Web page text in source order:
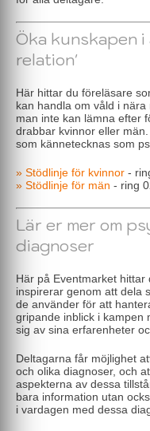
Öka kunskapen i
relation'
Här hittar du föreläsare
kan handla om våld i
man inte kan lämna efter
drabbar kvinnor eller
som kännetecknas som
» Stödlinje för kvinnor -
» Stödlinje för män - ring
Lär er mer om
diagnoser
Här på Eventmarket
inspirerar genom att dela
de använder för att
gripande inblick i kampen
sig av sina erfarenheter
Deltagarna får möjlighet
och olika diagnoser, och
aspekterna av dessa
bara information utan
i vardagen med dessa